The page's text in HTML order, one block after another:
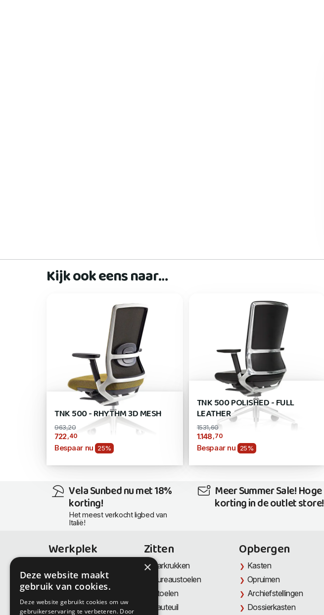
Kijk ook eens naar…
TNK 500 - RHYTHM 3D MESH
963,20
722 ,40
Bespaar nu 25%
TNK 500 POLISHED - FULL
LEATHER
1531,60
1.148 ,70
Bespaar nu 25%
Vela Sunbed nu met 18%
korting!
Het meest verkocht ligbed van
Italië!
Meer Summer Sale! Hoge
korting in de outlet store!
Werkplek
Thuiswerkplek
Directiemeubilair
Zitten
Barkrukken
Bureaustoelen
Stoelen
Fauteuil
Opbergen
Kasten
Opruimen
Archiefstellingen
Dossierkasten
×
Deze website maakt
gebruik van cookies.
Deze website gebruikt cookies om uw
gebruikerservaring te verbeteren. Door